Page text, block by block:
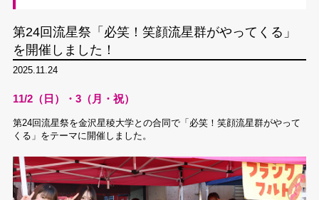
第24回流星祭「必笑！笑顔流星群がやってくる」
を開催しました！
2025.11.24
11/2（日）・3（月・祝）
第24回流星祭を金沢星稜大学との合同で「必笑！笑顔流星群がやって
くる」をテーマに開催しました。